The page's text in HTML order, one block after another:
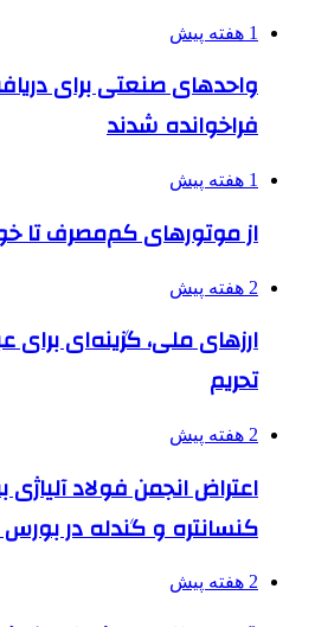
1 هفته پیش
واحدهای صنعتی برای
فراخوانده شدند
1 هفته پیش
از موتورهای کم‌مصرف تا
2 هفته پیش
ارزهای ملی، گزینه‌ای
تحریم
2 هفته پیش
اعتراض انجمن فولاد
کنسانتره و گندله در بورس
2 هفته پیش